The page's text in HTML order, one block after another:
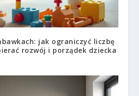
jak ograniczyć liczbę
rozwój i porządek dziecka